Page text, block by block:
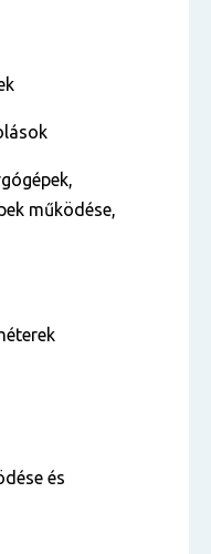
működése,
és